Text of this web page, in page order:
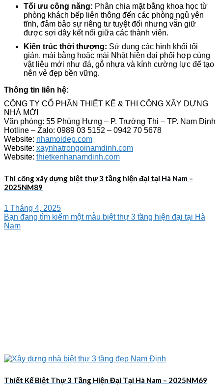
Tối ưu công năng: Phân chia mặt bằng khoa học từ
phòng khách bếp liên thông đến các phòng ngủ yên
tĩnh, đảm bảo sự riêng tư tuyệt đối nhưng vẫn giữ
được sợi dây kết nối giữa các thành viên.
Kiến trúc thời thượng: Sử dụng các hình khối tối
giản, mái bằng hoặc mái Nhật hiện đại phối hợp cùng
vật liệu mới như đá, gỗ nhựa và kính cường lực để tạo
nên vẻ đẹp bền vững.
Thông tin liên hệ:
CÔNG TY CỔ PHẦN THIẾT KẾ & THI CÔNG XÂY DỰNG
NHÀ MỚI
Văn phòng: 55 Phùng Hưng – P. Trường Thi – TP. Nam Định
Hotline – Zalo: 0989 03 5152 – 0942 70 5678
Website: nhamoidep.com
Website: xaynhatrongoinamdinh.com
Website: thietkenhanamdinh.com
Thi công xây dựng biệt thự 3 tầng hiện đại tại Hà Nam –
2025NM89
1 Tháng 4, 2025
Bạn đang tìm kiếm một mẫu biệt thự 3 tầng hiện đại tại Hà
Nam
Thiết Kế Biệt Thự 3 Tầng Hiện Đại Tại Hà Nam – 2025NM69